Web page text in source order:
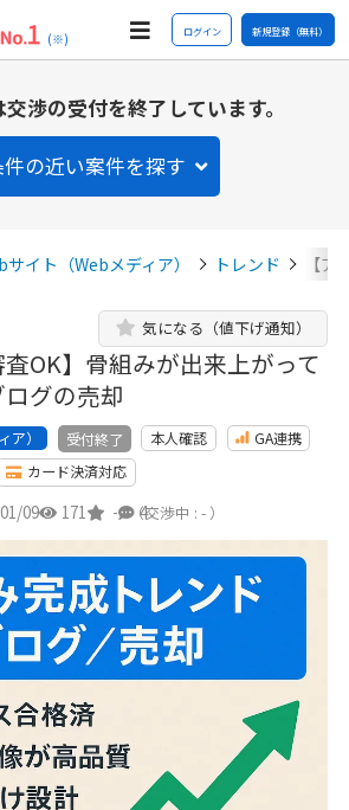
(※) ログイン 新規登録（無料）
渉の受付を終了しています。
件の近い案件を探す
サイト（Webメディア） トレンド 【
査OK】骨組みが出来上がって
グの売却
気になる（値下げ通知）
ア） 受付終了 本人確認
GA連携
カード決済対応
09 171 - 4
（交渉中 : - ）